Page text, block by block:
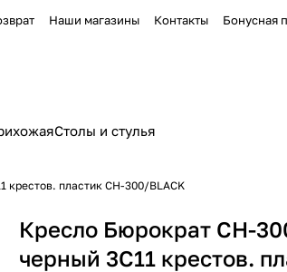
Наши магазины Контакты Бонусная
Столы и стулья
крестов. пластик CH-300/BLACK
Кресло Бюрократ CH-
черный 3C11 крестов.